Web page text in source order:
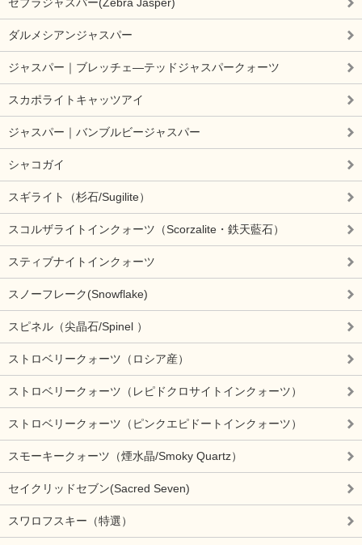
ダルメシアンジャスパー
ジャスパー｜ブレッチェ―テッドジャスパークォーツ
スカポライトキャッツアイ
ジャスパー｜バンブルビージャスパー
シャコガイ
スギライト（杉石/Sugilite）
スコルザライトインクォーツ（Scorzalite・鉄天藍石）
スティブナイトインクォーツ
スノーフレーク(Snowflake)
スピネル（尖晶石/Spinel ）
ストロベリークォーツ（ロシア産）
ストロベリークォーツ（レピドクロサイトインクォーツ）
ストロベリークォーツ（ピンクエピドートインクォーツ）
スモーキークォーツ（煙水晶/Smoky Quartz）
セイクリッドセブン(Sacred Seven)
スワロフスキー（特選）